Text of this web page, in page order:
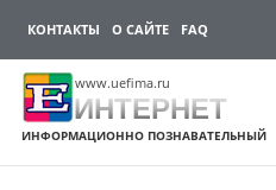
КОНТАКТЫ О САЙТЕ FAQ
www.uefima.ru
ИНТЕРНЕТ
ИНФОРМАЦИОННО ПОЗНАВАТЕЛЬНЫЙ